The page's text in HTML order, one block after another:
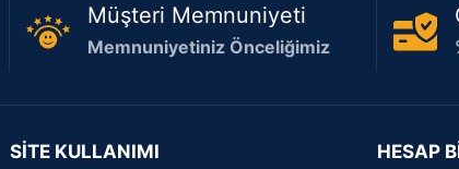
Müşteri Memnuniyeti
Memnuniyetiniz Önceliğimiz
SİTE KULLANIMI HESAP